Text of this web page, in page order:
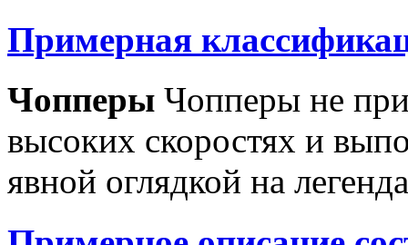
Примерная
Чопперы Чопперы не
высоких скоростях и
явной оглядкой на